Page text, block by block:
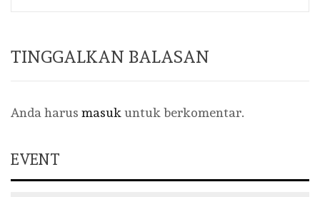
TINGGALKAN BALASAN
Anda harus masuk untuk berkomentar.
EVENT